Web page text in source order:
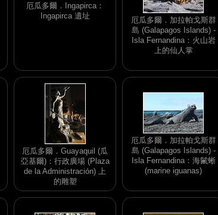
厄瓜多爾．Ingapirca：
Ingapirca 遺址
厄瓜多爾．加拉帕戈斯群
島 (Galapagos Islands) -
Isla Fernandina：火山岩
上的仙人掌
厄瓜多爾．Guayaquil (瓜
亞基爾)：行政廣場 (Plaza
de la Administración) 上
的雕塑
厄瓜多爾．加拉帕戈斯群
島 (Galapagos Islands) -
Isla Fernandina：海鬛蜥
(marine iguanas)